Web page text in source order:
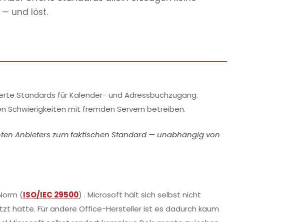
— und löst.
Standards für Kalender- und Adressbuchzugang.
Schwierigkeiten mit fremden Servern betreiben.
Anbieters zum faktischen Standard — unabhängig von
(ISO/IEC 29500) . Microsoft hält sich selbst nicht
hatte. Für andere Office-Hersteller ist es dadurch kaum